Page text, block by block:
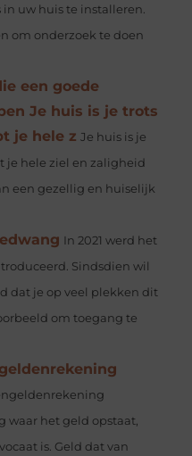
uw huis te installeren.
om onderzoek te doen
een goede
Je huis is je trots
je hele z Je huis is je
je hele ziel en zaligheid
een gezellig en huiselijk
In 2021 werd het
Sindsdien wil
dat je op veel plekken dit
om toegang te
waar het geld opstaat,
is. Geld dat van